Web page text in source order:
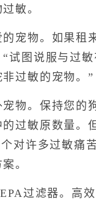
敏。
物。如果租
试图说服与过敏
非过敏的宠物。”
。保持您的狗
的过敏原数量。
对许多过敏痛
。
过滤器。高效